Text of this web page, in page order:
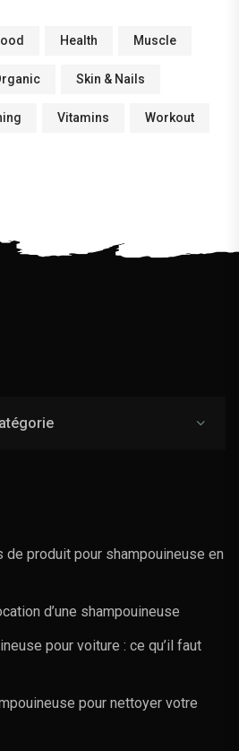
Health Muscle
Skin & Nails
Vitamins Workout
de produit pour shampouineuse en
d’une shampouineuse
pour voiture : ce qu’il faut
pour nettoyer votre